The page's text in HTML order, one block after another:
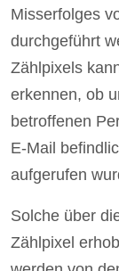
Misserfolges
durchgeführt
Zählpixels
erkennen, ob
betroffenen
E-Mail
aufgerufen
Solche über
Zählpixel